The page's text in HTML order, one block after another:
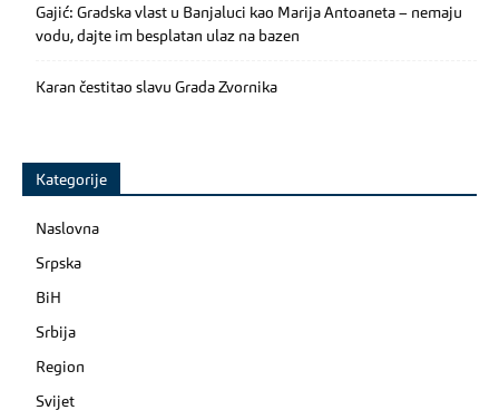
Gajić: Gradska vlast u Banjaluci kao Marija Antoaneta – nemaju
vodu, dajte im besplatan ulaz na bazen
Karan čestitao slavu Grada Zvornika
Kategorije
Naslovna
Srpska
BiH
Srbija
Region
Svijet